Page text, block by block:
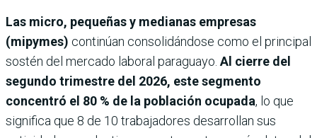
Las micro, pequeñas y medianas empresas
(mipymes) continúan consolidándose como el principal
sostén del mercado laboral paraguayo. Al cierre del
segundo trimestre del 2026, este segmento
concentró el 80 % de la población ocupada, lo que
significa que 8 de 10 trabajadores desarrollan sus